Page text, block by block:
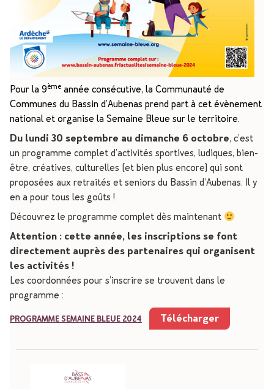
Pour la 9ème année consécutive, la Communauté de
Communes du Bassin d’Aubenas prend part à cet évènement
national et organise la Semaine Bleue sur le territoire.
Du lundi 30 septembre au dimanche 6 octobre, c’est
un programme complet d’activités sportives, ludiques, bien-
être, créatives, culturelles (et bien plus encore) qui sont
proposées aux retraités et seniors du Bassin d’Aubenas. Il y
en a pour tous les goûts !
Découvrez le programme complet dès maintenant
Attention : cette année, les inscriptions se font
directement auprès des partenaires qui organisent
les activités !
Les coordonnées pour s’inscrire se trouvent dans le
programme :
PROGRAMME SEMAINE BLEUE 2024 Télécharger